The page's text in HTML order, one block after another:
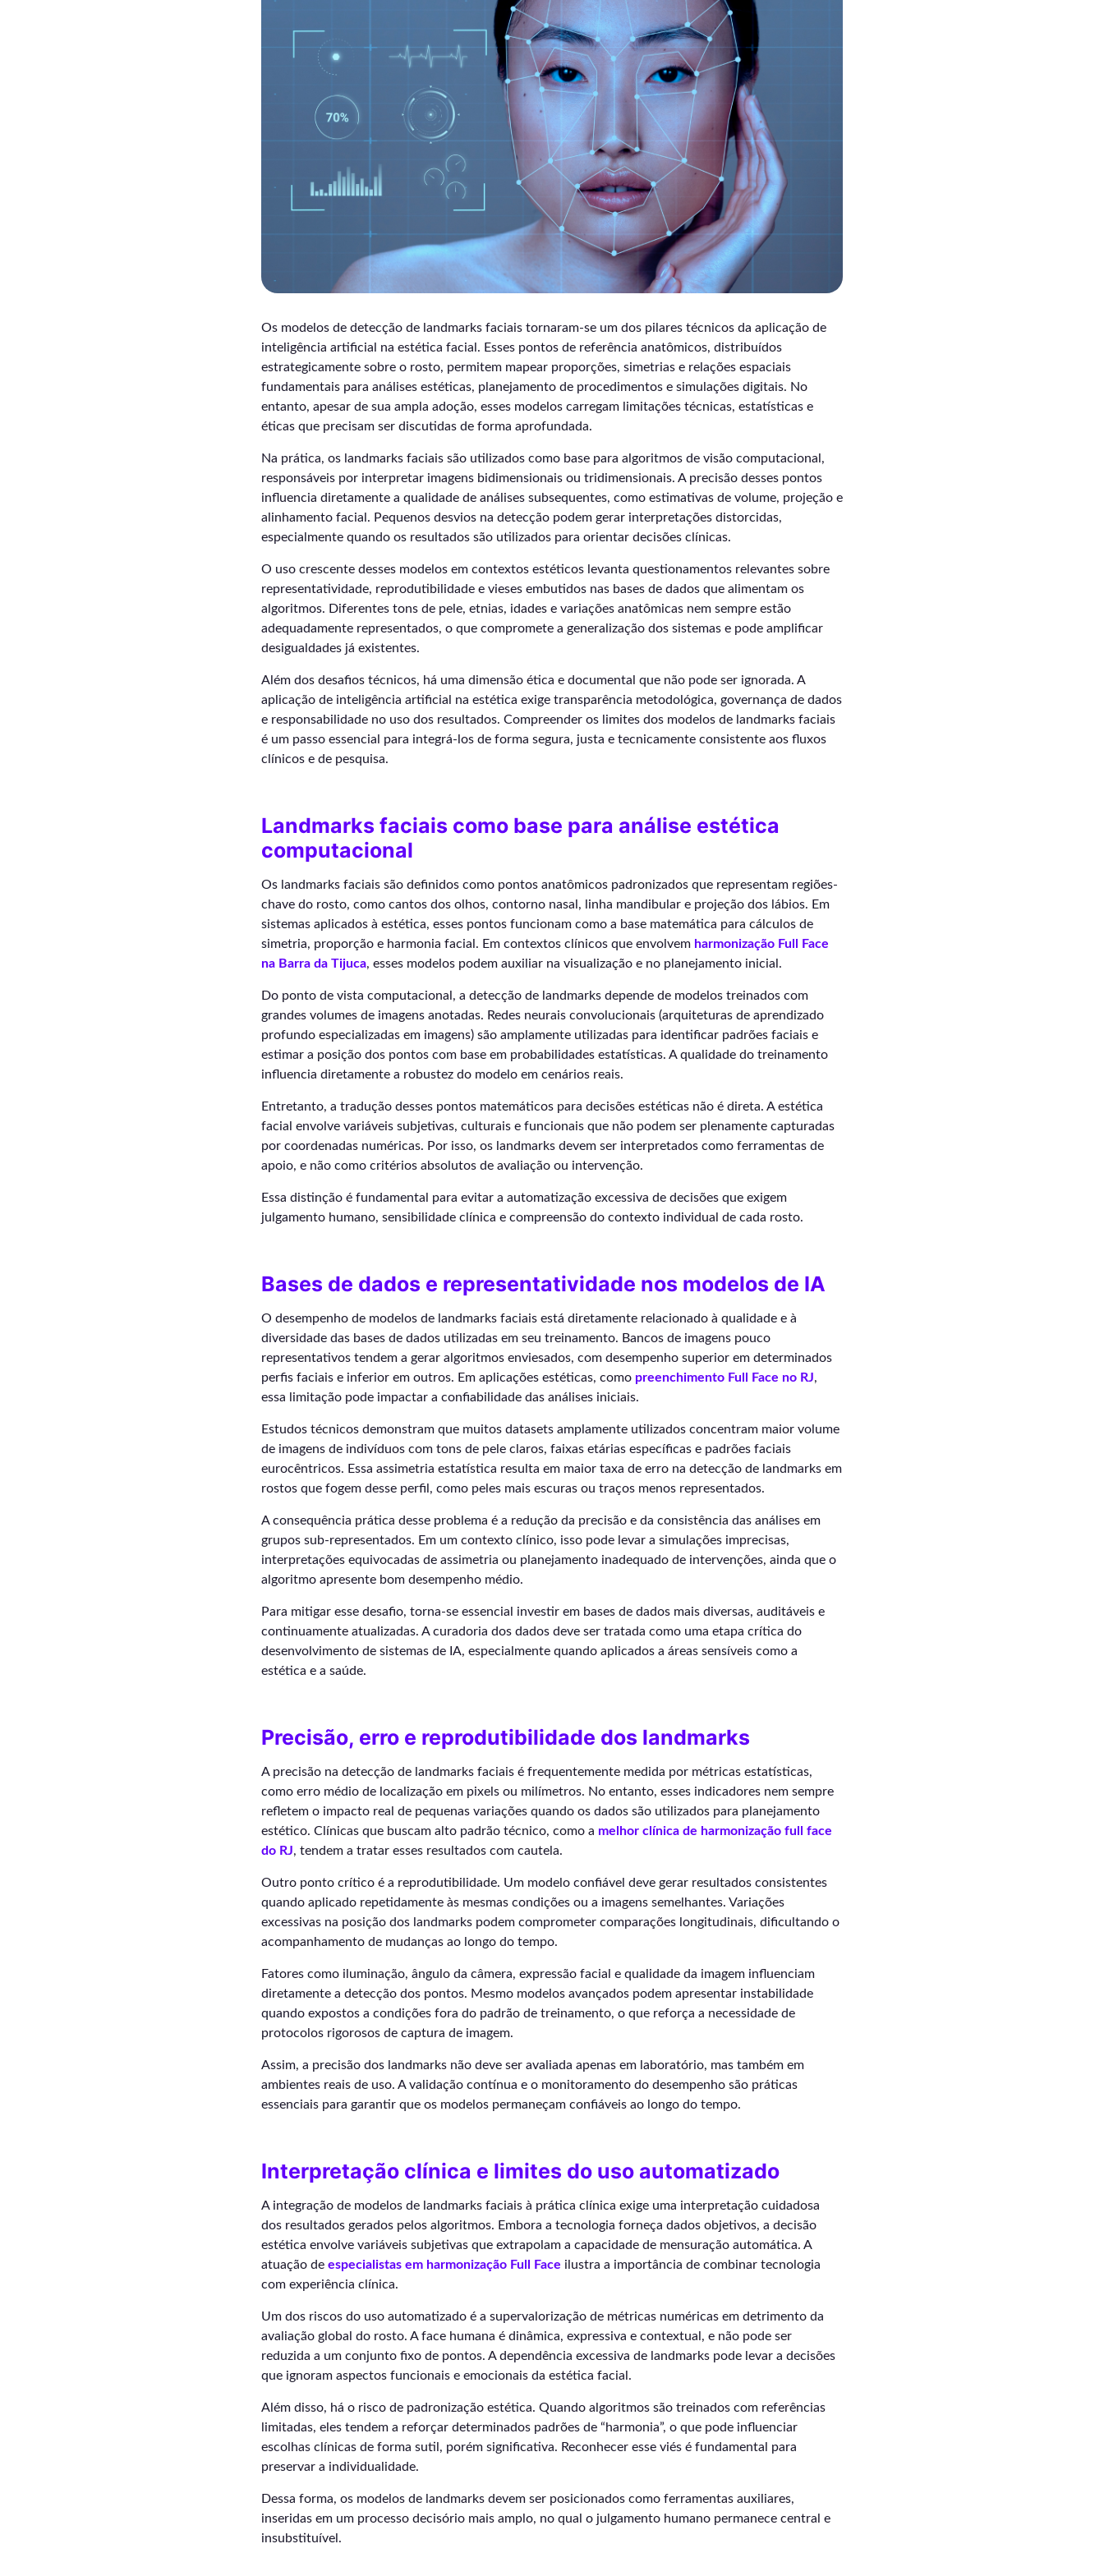
Os modelos de detecção de landmarks faciais tornaram-se um dos pilares técnicos da aplicação de
inteligência artificial na estética facial. Esses pontos de referência anatômicos, distribuídos
estrategicamente sobre o rosto, permitem mapear proporções, simetrias e relações espaciais
fundamentais para análises estéticas, planejamento de procedimentos e simulações digitais. No
entanto, apesar de sua ampla adoção, esses modelos carregam limitações técnicas, estatísticas e
éticas que precisam ser discutidas de forma aprofundada.
Na prática, os landmarks faciais são utilizados como base para algoritmos de visão computacional,
responsáveis por interpretar imagens bidimensionais ou tridimensionais. A precisão desses pontos
influencia diretamente a qualidade de análises subsequentes, como estimativas de volume, projeção e
alinhamento facial. Pequenos desvios na detecção podem gerar interpretações distorcidas,
especialmente quando os resultados são utilizados para orientar decisões clínicas.
O uso crescente desses modelos em contextos estéticos levanta questionamentos relevantes sobre
representatividade, reprodutibilidade e vieses embutidos nas bases de dados que alimentam os
algoritmos. Diferentes tons de pele, etnias, idades e variações anatômicas nem sempre estão
adequadamente representados, o que compromete a generalização dos sistemas e pode amplificar
desigualdades já existentes.
Além dos desafios técnicos, há uma dimensão ética e documental que não pode ser ignorada. A
aplicação de inteligência artificial na estética exige transparência metodológica, governança de dados
e responsabilidade no uso dos resultados. Compreender os limites dos modelos de landmarks faciais
é um passo essencial para integrá-los de forma segura, justa e tecnicamente consistente aos fluxos
clínicos e de pesquisa.
Landmarks faciais como base para análise estética
computacional
Os landmarks faciais são definidos como pontos anatômicos padronizados que representam regiões-
chave do rosto, como cantos dos olhos, contorno nasal, linha mandibular e projeção dos lábios. Em
sistemas aplicados à estética, esses pontos funcionam como a base matemática para cálculos de
simetria, proporção e harmonia facial. Em contextos clínicos que envolvem harmonização Full Face
na Barra da Tijuca, esses modelos podem auxiliar na visualização e no planejamento inicial.
Do ponto de vista computacional, a detecção de landmarks depende de modelos treinados com
grandes volumes de imagens anotadas. Redes neurais convolucionais (arquiteturas de aprendizado
profundo especializadas em imagens) são amplamente utilizadas para identificar padrões faciais e
estimar a posição dos pontos com base em probabilidades estatísticas. A qualidade do treinamento
influencia diretamente a robustez do modelo em cenários reais.
Entretanto, a tradução desses pontos matemáticos para decisões estéticas não é direta. A estética
facial envolve variáveis subjetivas, culturais e funcionais que não podem ser plenamente capturadas
por coordenadas numéricas. Por isso, os landmarks devem ser interpretados como ferramentas de
apoio, e não como critérios absolutos de avaliação ou intervenção.
Essa distinção é fundamental para evitar a automatização excessiva de decisões que exigem
julgamento humano, sensibilidade clínica e compreensão do contexto individual de cada rosto.
Bases de dados e representatividade nos modelos de IA
O desempenho de modelos de landmarks faciais está diretamente relacionado à qualidade e à
diversidade das bases de dados utilizadas em seu treinamento. Bancos de imagens pouco
representativos tendem a gerar algoritmos enviesados, com desempenho superior em determinados
perfis faciais e inferior em outros. Em aplicações estéticas, como ⁠preenchimento Full Face no RJ,
essa limitação pode impactar a confiabilidade das análises iniciais.
Estudos técnicos demonstram que muitos datasets amplamente utilizados concentram maior volume
de imagens de indivíduos com tons de pele claros, faixas etárias específicas e padrões faciais
eurocêntricos. Essa assimetria estatística resulta em maior taxa de erro na detecção de landmarks em
rostos que fogem desse perfil, como peles mais escuras ou traços menos representados.
A consequência prática desse problema é a redução da precisão e da consistência das análises em
grupos sub-representados. Em um contexto clínico, isso pode levar a simulações imprecisas,
interpretações equivocadas de assimetria ou planejamento inadequado de intervenções, ainda que o
algoritmo apresente bom desempenho médio.
Para mitigar esse desafio, torna-se essencial investir em bases de dados mais diversas, auditáveis e
continuamente atualizadas. A curadoria dos dados deve ser tratada como uma etapa crítica do
desenvolvimento de sistemas de IA, especialmente quando aplicados a áreas sensíveis como a
estética e a saúde.
Precisão, erro e reprodutibilidade dos landmarks
A precisão na detecção de landmarks faciais é frequentemente medida por métricas estatísticas,
como erro médio de localização em pixels ou milímetros. No entanto, esses indicadores nem sempre
refletem o impacto real de pequenas variações quando os dados são utilizados para planejamento
estético. Clínicas que buscam alto padrão técnico, como a ⁠melhor clínica de harmonização full face
do RJ, tendem a tratar esses resultados com cautela.
Outro ponto crítico é a reprodutibilidade. Um modelo confiável deve gerar resultados consistentes
quando aplicado repetidamente às mesmas condições ou a imagens semelhantes. Variações
excessivas na posição dos landmarks podem comprometer comparações longitudinais, dificultando o
acompanhamento de mudanças ao longo do tempo.
Fatores como iluminação, ângulo da câmera, expressão facial e qualidade da imagem influenciam
diretamente a detecção dos pontos. Mesmo modelos avançados podem apresentar instabilidade
quando expostos a condições fora do padrão de treinamento, o que reforça a necessidade de
protocolos rigorosos de captura de imagem.
Assim, a precisão dos landmarks não deve ser avaliada apenas em laboratório, mas também em
ambientes reais de uso. A validação contínua e o monitoramento do desempenho são práticas
essenciais para garantir que os modelos permaneçam confiáveis ao longo do tempo.
Interpretação clínica e limites do uso automatizado
A integração de modelos de landmarks faciais à prática clínica exige uma interpretação cuidadosa
dos resultados gerados pelos algoritmos. Embora a tecnologia forneça dados objetivos, a decisão
estética envolve variáveis subjetivas que extrapolam a capacidade de mensuração automática. A
atuação de especialistas em harmonização Full Face ilustra a importância de combinar tecnologia
com experiência clínica.
Um dos riscos do uso automatizado é a supervalorização de métricas numéricas em detrimento da
avaliação global do rosto. A face humana é dinâmica, expressiva e contextual, e não pode ser
reduzida a um conjunto fixo de pontos. A dependência excessiva de landmarks pode levar a decisões
que ignoram aspectos funcionais e emocionais da estética facial.
Além disso, há o risco de padronização estética. Quando algoritmos são treinados com referências
limitadas, eles tendem a reforçar determinados padrões de “harmonia”, o que pode influenciar
escolhas clínicas de forma sutil, porém significativa. Reconhecer esse viés é fundamental para
preservar a individualidade.
Dessa forma, os modelos de landmarks devem ser posicionados como ferramentas auxiliares,
inseridas em um processo decisório mais amplo, no qual o julgamento humano permanece central e
insubstituível.